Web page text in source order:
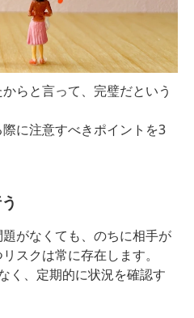
らと言って、完璧だという
に注意すべきポイントを3
がなくても、のちに相手が
スクは常に存在します。
く、定期的に状況を確認す